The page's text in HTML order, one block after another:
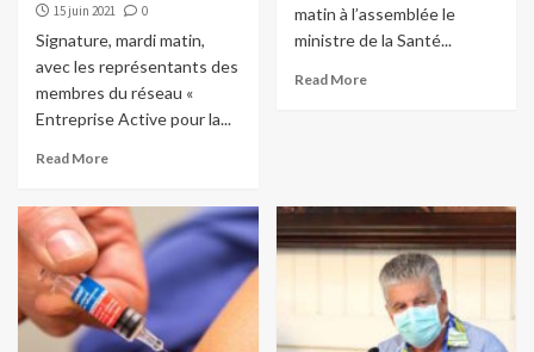
15 juin 2021 0
Signature, mardi matin,
avec les représentants des
membres du réseau «
Entreprise Active pour la...
Read More
matin à l’assemblée le
ministre de la Santé...
Read More